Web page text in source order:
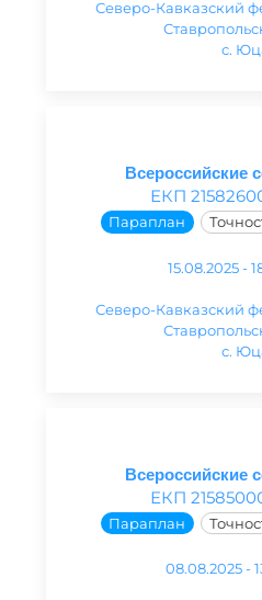
Северо-Кавказский
с.
Всероссийские
ЕКП
Параплан
15.08.2025 -
Северо-Кавказский
с.
Всероссийские
ЕКП
Параплан
08.08.2025 -